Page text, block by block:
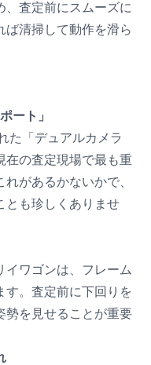
、査定前にスムーズに
ば清掃して動作を滑ら
ート」
た「デュアルカメラ
在の査定現場で最も重
があるかないかで、
とも珍しくありませ
イワゴンは、フレーム
す。査定前に下回りを
勢を見せることが重要